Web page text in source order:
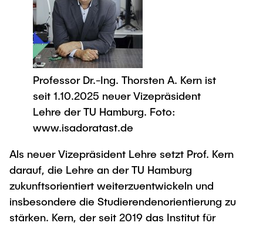
Newsroom
Pressemitteilungen
Flyer und Broschüren
Magazin spektrum
Merchandise-Shop
Arbeiten an der TU Hamburg
Stellenausschreibungen
Berufsausbildung und Praktika
Berufungen
Beratung und Kontakt
Neu an der TUHH
Rund ums Studium
Studienorganisation
AI in Education
Für Absolventinnen und Absolventen
Alumni
Berufseinstieg - Career Center
Graduiertenakademie
Promotion und Habilitation
UNU HUB "Engineering to Face Climate
Change"
Forschungsförderung
Early Career Researchers
Gute Wissenschaftliche Praxis
Future Lectures
Team
Studiengänge
Forschung und Institute
Technologie und Innovation in der Bildung
News
Studiengänge
Forschung und Institute
Management-Wissenschaften und Technologie
Studiengänge
Austauschstudium
Intercultural Hub
(Gast)Wissenschaftler*innen
Partnerships and Strategy
Partnerhochschulen Studierendenaustausch
Eine Partnerschaft vereinbaren
Strategie
ECIU University
Contacts & International Team
Professor Dr.-Ing. Thorsten A. Kern ist
seit 1.10.2025 neuer Vizepräsident
Lehre der TU Hamburg. Foto:
www.isadoratast.de
Als neuer Vizepräsident Lehre setzt Prof. Kern
darauf, die Lehre an der TU Hamburg
zukunftsorientiert weiterzuentwickeln und
insbesondere die Studierendenorientierung zu
stärken. Kern, der seit 2019 das Institut für